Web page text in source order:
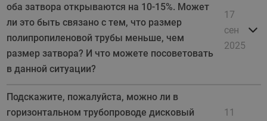
оба затвора открываются на 10-15%. Может
ли это быть связано с тем, что размер
полипропиленовой трубы меньше, чем
размер затвора? И что можете посоветовать
в данной ситуации?
17
сен
2025
Подскажите, пожалуйста, можно ли в
горизонтальном трубопроводе дисковый
11